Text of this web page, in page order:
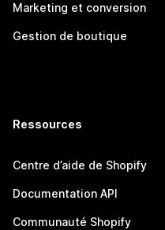
Marketing et conversion
Gestion de boutique
Ressources
Centre d’aide de Shopify
Documentation API
Communauté Shopify